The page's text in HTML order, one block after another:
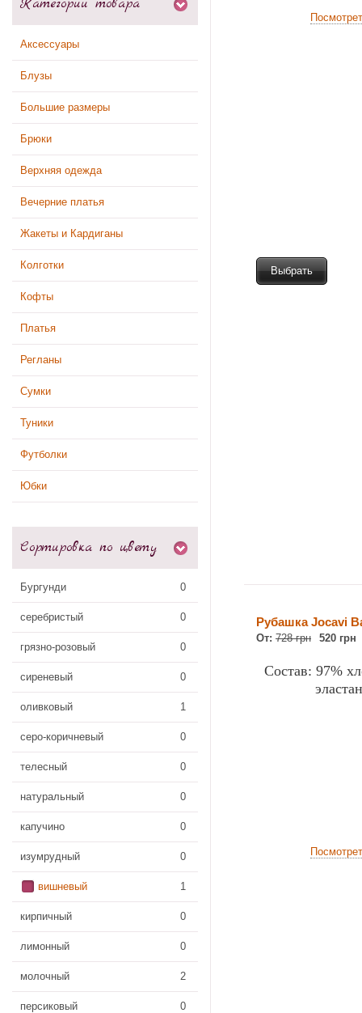
Аксессуары
Блузы
Большие размеры
Брюки
Верхняя одежда
Вечерние платья
Жакеты и Кардиганы
Колготки
Кофты
Платья
Регланы
Сумки
Туники
Футболки
Юбки
Сортировка по цвету
Бургунди 0
серебристый 0
грязно-розовый 0
сиреневый 0
оливковый 1
серо-коричневый 0
телесный 0
натуральный 0
капучино 0
изумрудный 0
вишневый 1
кирпичный 0
лимонный 0
молочный 2
персиковый 0
Выбрать
Рубашка Jocavi
От: 728 грн 520 грн
Состав: 97%
эластан